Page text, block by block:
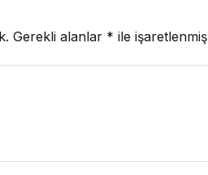
Gerekli alanlar * ile